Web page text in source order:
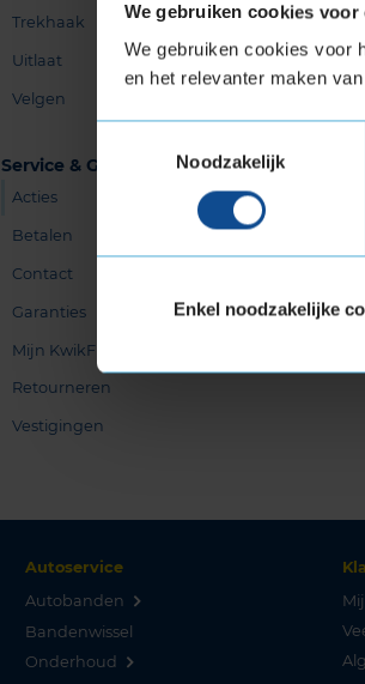
We gebruiken cookies
We gebruiken cookies voor
en het relevanter maken
Noodzakelijk
Enkel noodzakelijke
Trekhaak
Uitlaat
Velgen
Service & Garanties
Acties
Betalen
Contact
Garanties
Mijn KwikFit
Retourneren
Vestigingen
Autoservice
Autobanden
Bandenwissel
Onderhoud